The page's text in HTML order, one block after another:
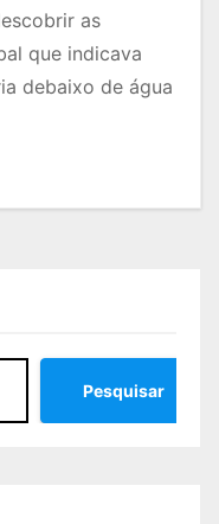
as
que indicava
debaixo de água
Pesquisar